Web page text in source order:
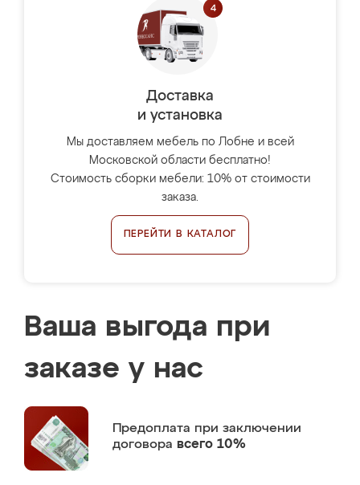
Доставка
и установка
Мы доставляем мебель по Лобне и всей
Московской области бесплатно!
Стоимость сборки мебели: 10% от стоимости
заказа.
ПЕРЕЙТИ В КАТАЛОГ
Ваша выгода при
заказе у нас
Предоплата при заключении
договора всего 10%